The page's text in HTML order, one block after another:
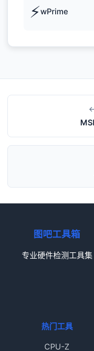
⚡wPrime
图吧工具箱
专业硬件检测工具集
热门工具
CPU-Z